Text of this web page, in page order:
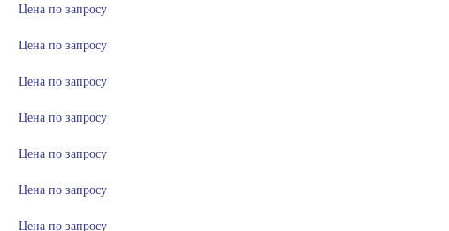
Цена по запросу
Цена по запросу
Цена по запросу
Цена по запросу
Цена по запросу
Цена по запросу
Цена по запросу